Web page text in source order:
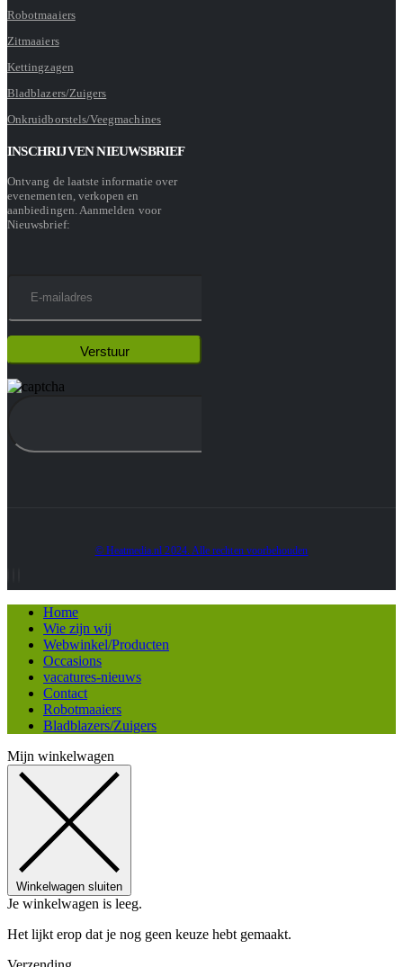
Robotmaaiers
Zitmaaiers
Kettingzagen
Bladblazers/Zuigers
Onkruidborstels/Veegmachines
INSCHRIJVEN NIEUWSBRIEF
Ontvang de laatste informatie over
evenementen, verkopen en
aanbiedingen. Aanmelden voor
Nieuwsbrief:
© Heatmedia.nl 2024. Alle rechten voorbehouden
Home
Wie zijn wij
Webwinkel/Producten
Occasions
vacatures-nieuws
Contact
Robotmaaiers
Bladblazers/Zuigers
Mijn winkelwagen
Winkelwagen sluiten
Je winkelwagen is leeg.
Het lijkt erop dat je nog geen keuze hebt gemaakt.